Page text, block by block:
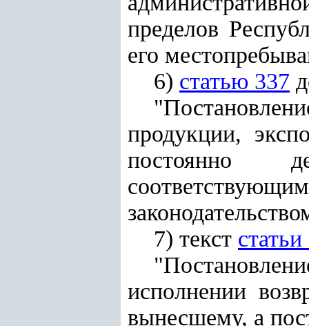
пределов
его
6) статью 337
продукции,
постоянно
7) текст
исполнении
вынесшему, а